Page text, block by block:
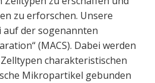
zu erforschen. Unsere
der sogenannten
(MACS). Dabei werden
charakteristischen
Mikropartikel gebunden